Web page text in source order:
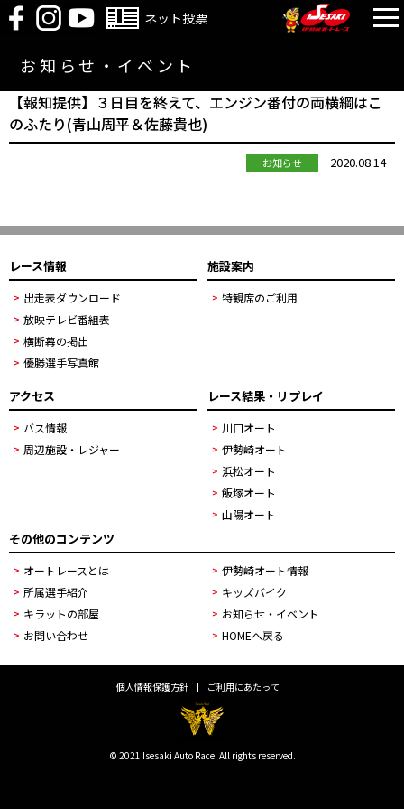
ネット投票
お知らせ・イベント
【報知提供】３日目を終えて、エンジン番付の両横綱はこ
のふたり(青山周平＆佐藤貴也)
お知らせ 2020.08.14
レース情報
出走表ダウンロード
放映テレビ番組表
横断幕の掲出
優勝選手写真館
施設案内
特観席のご利用
アクセス
バス情報
周辺施設・レジャー
レース結果・リプレイ
川口オート
伊勢崎オート
浜松オート
飯塚オート
山陽オート
その他のコンテンツ
オートレースとは
伊勢崎オート情報
所属選手紹介
キッズバイク
キラットの部屋
お知らせ・イベント
お問い合わせ
HOMEへ戻る
個人情報保護方針 ご利用にあたって
© 2021 Isesaki Auto Race. All rights reserved.